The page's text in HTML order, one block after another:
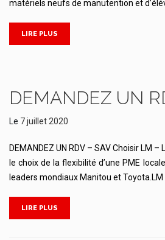
matériels neufs de manutention et
LIRE PLUS
DEMANDEZ UN
Le 7 juillet 2020
DEMANDEZ UN RDV – SAV Choisir LM
le choix de la flexibilité d’une PME
leaders mondiaux Manitou et Toyota.LM
LIRE PLUS